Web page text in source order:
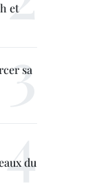
et
sa
du